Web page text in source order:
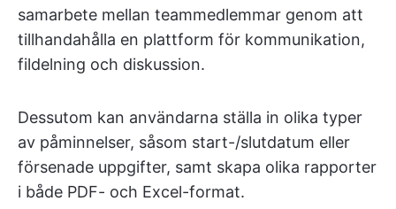
samarbete mellan teammedlemmar genom att
tillhandahålla en plattform för kommunikation,
fildelning och diskussion.
Dessutom kan användarna ställa in olika typer
av påminnelser, såsom start-/slutdatum eller
försenade uppgifter, samt skapa olika rapporter
i både PDF- och Excel-format.